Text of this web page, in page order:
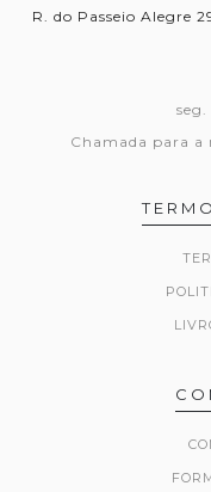
R. do Passeio Alegre
Chamada para a